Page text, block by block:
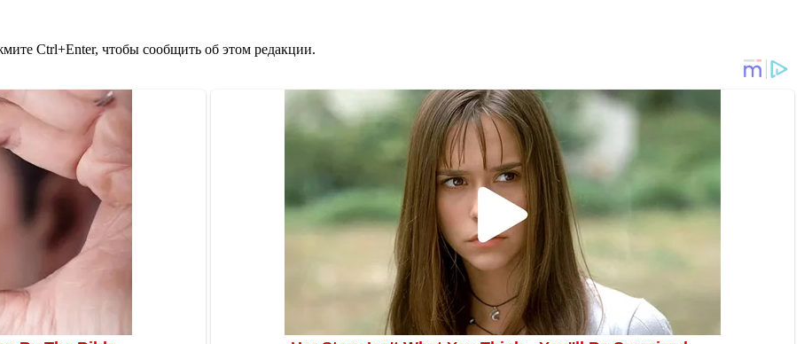
Ctrl+Enter, чтобы сообщить об этом редакции.